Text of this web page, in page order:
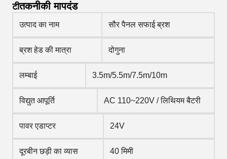
टीतकनीकी मापदंड
उत्पाद का नाम सौर पैनल सफाई ब्रश
ब्रश हेड की मात्रा दोगुना
लम्बाई 3.5m/5.5m/7.5m/10m
विद्युत आपूर्ति AC 110~220V / लिथियम बैटरी
पावर एडाप्टर 24V
दूरबीन छड़ी का व्यास 40 मिमी